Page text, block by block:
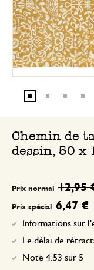
Chemin de
dessin, 50 x
Prix spécial 6,47 €
Prix normal 12,95
Informations sur
Le délai de
Note 4.53 sur 5